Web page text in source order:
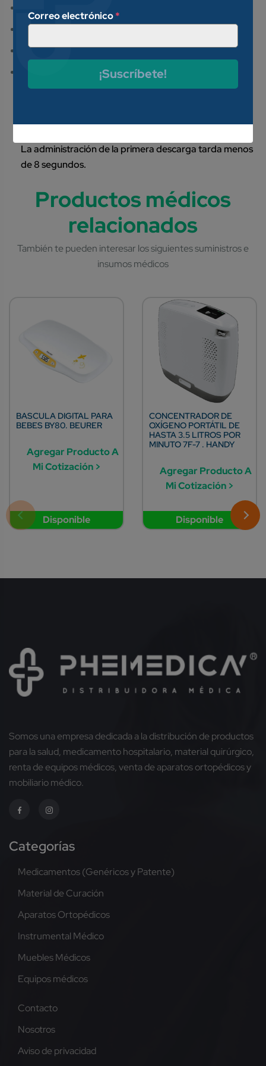
Modo adulto/infantil.
Versión semiautomática
Electrodos preconectados para adultos/niños
segundo que pasa reduce la tasa de éxito de la
La administración de la primera descarga tarda menos
de 8 segundos.
Disponible
BASCULA DIGITAL PARA
BEBES BY80. BEURER
Agregar Producto A
Mi Cotización >
Disponible
CONCENTRADOR DE
OXÍGENO PORTÁTIL DE
HASTA 3.5 LITROS POR
MINUTO 7F-7 . HANDY
Agregar Producto A
Mi Cotización >
Somos una empresa dedicada a la distribución de productos
para la salud, medicamento hospitalario, material quirúrgico,
renta de equipos médicos, venta de aparatos ortopédicos y
mobiliario médico.
Categorías
Medicamentos (Genéricos y Patente)
Material de Curación
Aparatos Ortopédicos
Instrumental Médico
Muebles Médicos
Equipos médicos
Contacto
Nosotros
Aviso de privacidad
Correo electrónico*
¡Suscríbete!